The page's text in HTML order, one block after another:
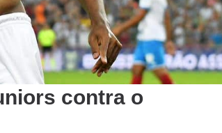
contra o